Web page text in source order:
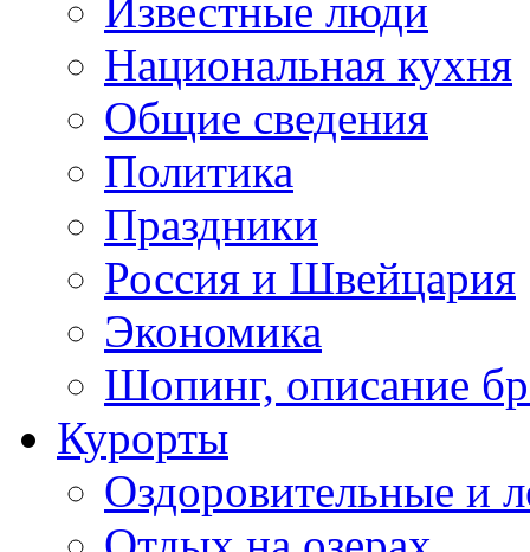
Известные люди
Национальная кухня
Общие сведения
Политика
Праздники
Россия и Швейцария
Экономика
Шопинг, описание
Курорты
Оздоровительные и